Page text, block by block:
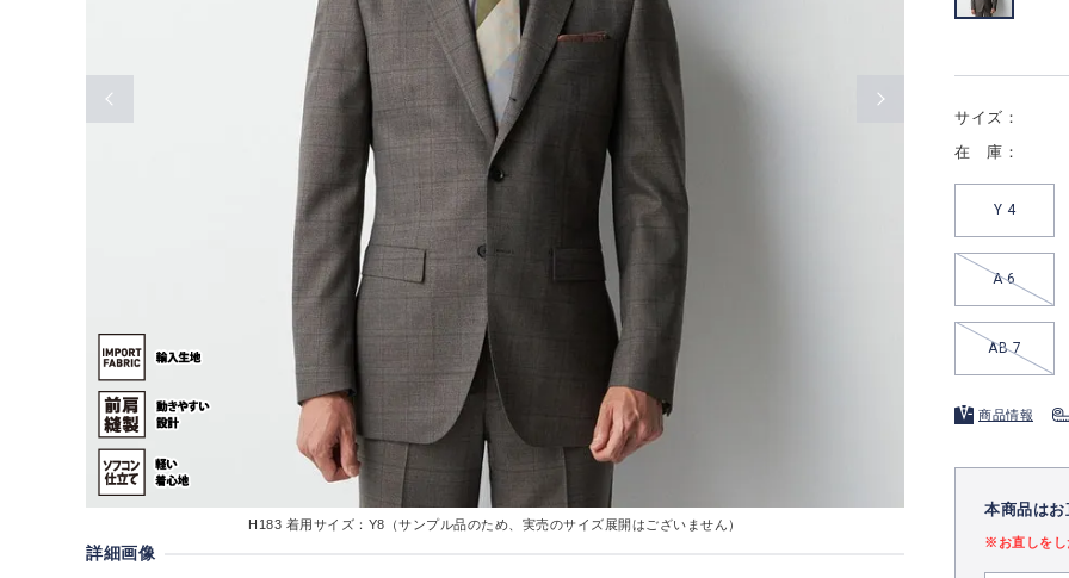
H183 着用サイズ：Y8（サンプル品のため、実売のサイズ展開はございません）
詳細画像
サイズ：
在 庫：
Y 4
A 6
AB 7
商品情報
本商品は
※お直しをし